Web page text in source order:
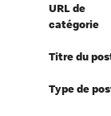
URL de
catégorie
Titre du
Type de